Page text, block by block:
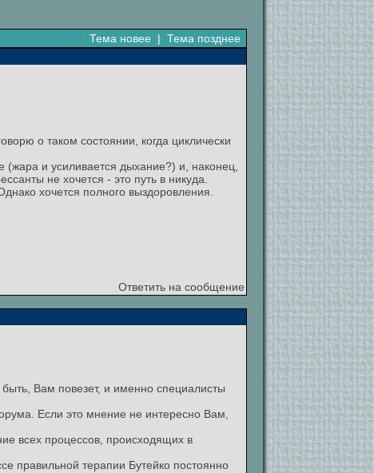
Тема новее | Тема позднее
о таком состоянии, когда циклически
и усиливается дыхание?) и, наконец,
не хочется - это путь в никуда.
хочется полного выздоровления.
Ответить на сообщение
Вам повезет, и именно специалисты
Если это мнение не интересно Вам,
всех процессов, происходящих в
правильной терапии Бутейко постоянно